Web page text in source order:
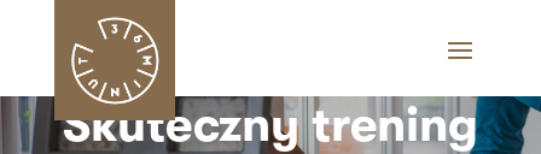
Skuteczny trening